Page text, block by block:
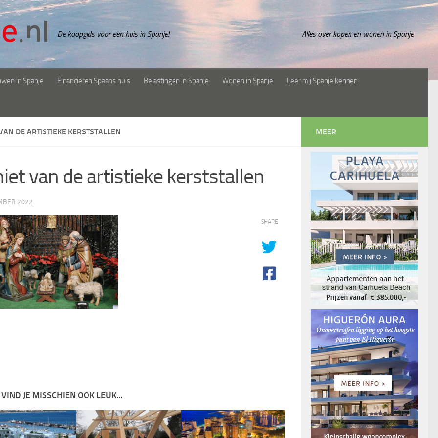
De koopgids voor een huis in Spanje! Alles over kopen en wonen in Spanje
in Spanje Financieren Spaans huis Belastingen in Spanje Wonen in Spanje Leer mij Spanje kennen
DE ARTISTIEKE KERSTSTALLEN
van de artistieke kerststallen
2022
SHARE
JE MISSCHIEN OOK LEUK...
MEER